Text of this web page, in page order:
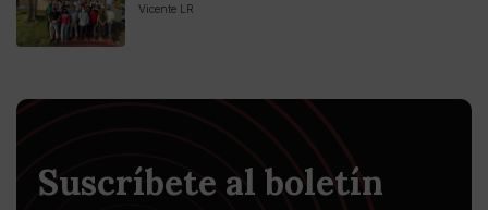
Vicente LR
Suscríbete al boletín